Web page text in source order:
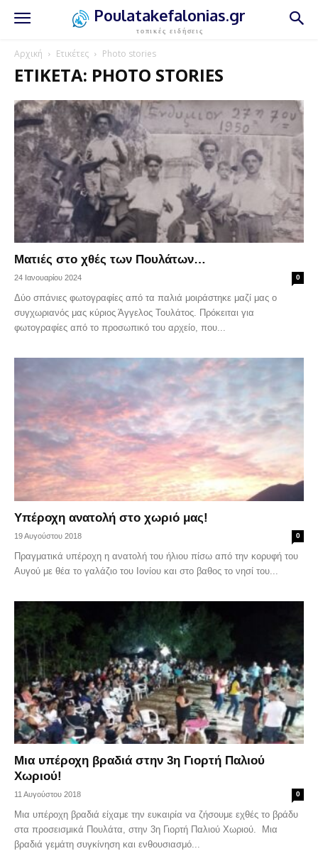
Poulatakefalonias.gr
τοπικές ειδήσεις
Αρχική Ετικέτες Photo stories
ΕΤΙΚΈΤΑ: PHOTO STORIES
Ματιές στο χθές των Πουλάτων…
24 Ιανουαρίου 2024 0
Δύο σπάνιες φωτογραφίες από τα παλιά μοιράστηκε μαζί μας ο
συγχωριανός μας κύριος Άγγελος Τουλάτος. Πρόκειται για
φωτογραφίες από το προσωπικό του αρχείο, που...
Υπέροχη ανατολή στο χωριό μας!
19 Αυγούστου 2018 0
Πραγματικά υπέροχη η ανατολή του ήλιου πίσω από την κορυφή του
Αυγού με θέα το γαλάζιο του Ιονίου και στο βαθος το νησί του...
Μια υπέροχη βραδιά στην 3η Γιορτή Παλιού
Χωριού!
11 Αυγούστου 2018 0
Μια υπέροχη βραδιά είχαμε την ευκαιρία να ζήσουμε εχθές το βράδυ
στα προσεισμικά Πουλάτα, στην 3η Γιορτή Παλιού Χωριού. Μια
βραδιά γεμάτη συγκίνηση και ενθουσιασμό...